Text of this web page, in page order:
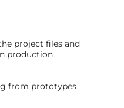
project files and
production
from prototypes